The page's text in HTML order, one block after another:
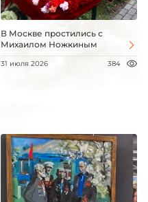
В Москве простились с
Михаилом Ножкиным
31 июля 2026 384